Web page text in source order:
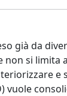
già da
non si
e
vuole